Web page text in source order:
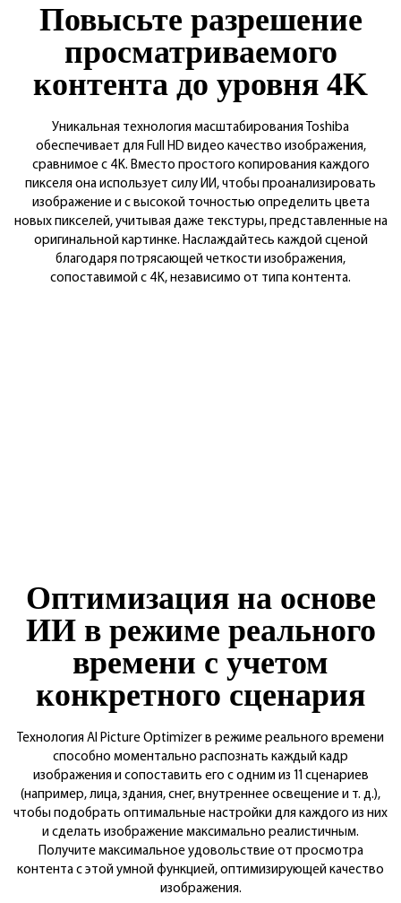
Повысьте разрешение
просматриваемого
контента до уровня 4K
Уникальная технология масштабирования Toshiba
обеспечивает для Full HD видео качество изображения,
сравнимое с 4K. Вместо простого копирования каждого
пикселя она использует силу ИИ, чтобы проанализировать
изображение и с высокой точностью определить цвета
новых пикселей, учитывая даже текстуры, представленные на
оригинальной картинке. Наслаждайтесь каждой сценой
благодаря потрясающей четкости изображения,
сопоставимой с 4K, независимо от типа контента.
Оптимизация на основе
ИИ в режиме реального
времени с учетом
конкретного сценария
Технология Al Picture Optimizer в режиме реального времени
способно моментально распознать каждый кадр
изображения и сопоставить его с одним из 11 сценариев
(например, лица, здания, снег, внутреннее освещение и т. д.),
чтобы подобрать оптимальные настройки для каждого из них
и сделать изображение максимально реалистичным.
Получите максимальное удовольствие от просмотра
контента с этой умной функцией, оптимизирующей качество
изображения.